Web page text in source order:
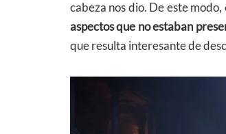
cabeza nos dio. De este
aspectos que no estaban
que resulta interesante de